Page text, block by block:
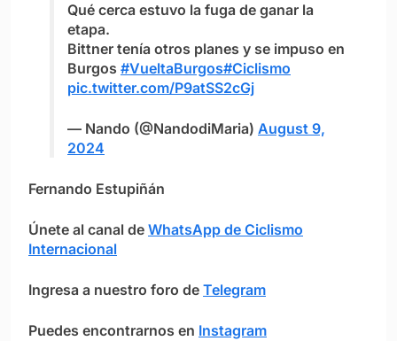
Qué cerca estuvo la fuga de ganar la
etapa.
Bittner tenía otros planes y se impuso en
Burgos #VueltaBurgos#Ciclismo
pic.twitter.com/P9atSS2cGj
— Nando (@NandodiMaria) August 9,
2024
Fernando Estupiñán
Únete al canal de WhatsApp de Ciclismo
Internacional
Ingresa a nuestro foro de Telegram
Puedes encontrarnos en Instagram